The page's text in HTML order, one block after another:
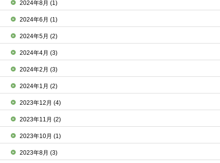
2024年8月(1)
2024年6月(1)
2024年5月(2)
2024年4月(3)
2024年2月(3)
2024年1月(2)
2023年12月(4)
2023年11月(2)
2023年10月(1)
2023年8月(3)